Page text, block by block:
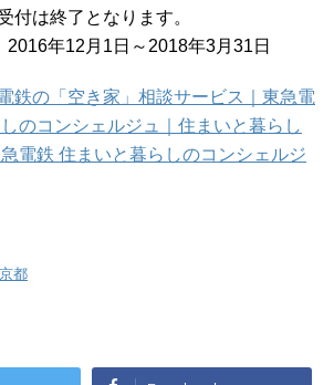
付は終了となります。
2016年12月1日～2018年3月31日
鉄の「空き家」相談サービス｜東急電
のコンシェルジュ｜住まいと暮らし
電鉄 住まいと暮らしのコンシェルジ
都